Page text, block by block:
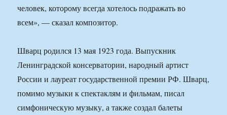
человек, которому всегда хотелось подражать во
всем», — сказал композитор.
Шварц родился 13 мая 1923 года. Выпускник
Ленинградской консерватории, народный артист
России и лауреат государственной премии РФ. Шварц,
помимо музыки к спектаклям и фильмам, писал
симфоническую музыку, а также создал балеты